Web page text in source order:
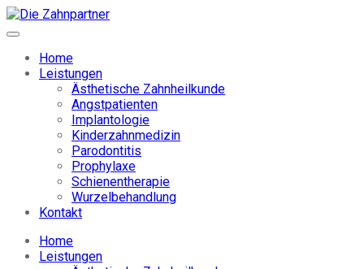
Home
Leistungen
Ästhetische Zahnheilkunde
Angstpatienten
Implantologie
Kinderzahnmedizin
Parodontitis
Prophylaxe
Schienentherapie
Wurzelbehandlung
Kontakt
Home
Leistungen